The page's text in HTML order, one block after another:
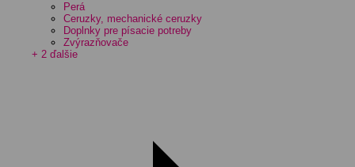
Perá
Ceruzky, mechanické ceruzky
Doplnky pre písacie potreby
Zvýrazňovače
+ 2 ďalšie